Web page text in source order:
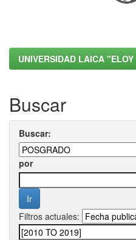
UNIVERSIDAD LAICA
Buscar
Buscar:
por
Filtros actuales: